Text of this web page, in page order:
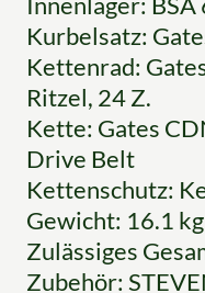
Kurbelsatz:
Kettenrad:
Ritzel, 24 Z.
Kette: Gates
Drive Belt
Kettenschutz:
Gewicht: 16.1 kg
Zulässiges
Zubehör: